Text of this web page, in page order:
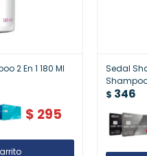
2 En 1 180 Ml
$ 295
Sedal
$ 346